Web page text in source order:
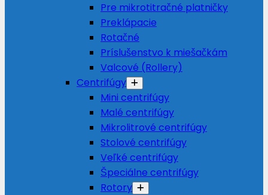
Pre mikrotitračné platničky
Preklápacie
Rotačné
Príslušenstvo k miešačkám
Valcové (Rollery)
Centrifúgy
Mini centrifúgy
Malé centrifúgy
Mikrolitrové centrifúgy
Stolové centrifúgy
Veľké centrifúgy
Špeciálne centrifúgy
Rotory